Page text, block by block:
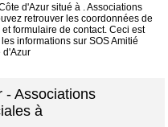
d'Azur situé à . Associations
retrouver les coordonnées de
formulaire de contact. Ceci est
informations sur SOS Amitié
d'Azur
- Associations
à